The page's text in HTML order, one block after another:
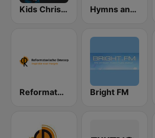
Kids Christian Radio Hymns and Favorites
Reformatorisch Omroep 3 Bright FM